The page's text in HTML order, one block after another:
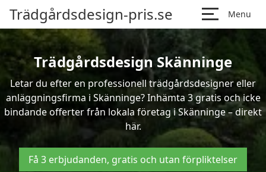
Trädgårdsdesign-pris.se Menu
Trädgårdsdesign Skänninge
Letar du efter en professionell trädgårdsdesigner eller
anläggningsfirma i Skänninge? Inhämta 3 gratis och icke
bindande offerter från lokala företag i Skänninge – direkt
här.
Få 3 erbjudanden, gratis och utan förpliktelser